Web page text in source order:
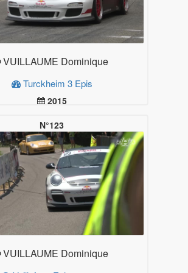
VUILLAUME Dominique
Turckheim 3 Epis
2015
Plus d'infos
N°123
VUILLAUME Dominique